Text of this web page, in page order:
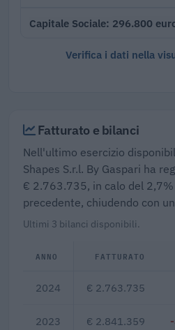
Capitale Sociale 296.800
Verifica i dati nella
Fatturato e bilanci
Nell'ultimo esercizio
Shapes S.r.l. By Gaspari ha
€ 2.763.735, in calo del
precedente, chiudendo con
Ultimi 3 bilanci disponibili.
ANNO FATTURATO
2024 € 2.763.735
2023 € 2.841.359